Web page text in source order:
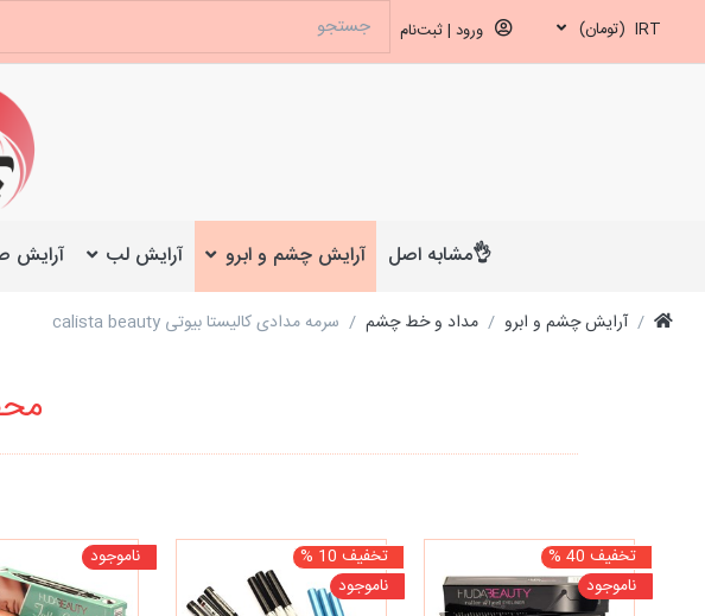
IRT (تومان) ورود | ثبت‌نام
👌مشابه اصل آرایش چشم و ابرو آرایش لب آرایش
آرایش چشم و ابرو مداد و خط چشم سرمه مدادی کالیستا بیوتی calista beauty
تخفیف 40 %
ناموجود
تخفیف 10 %
ناموجود
ناموجود